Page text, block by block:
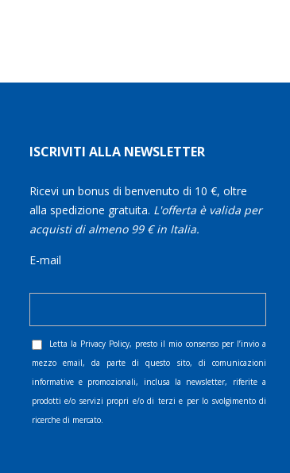
ISCRIVITI ALLA NEWSLETTER
Ricevi un bonus di benvenuto di 10 €, oltre
alla spedizione gratuita. L'offerta è valida per
acquisti di almeno 99 € in Italia.
E-mail
Letta la Privacy Policy, presto il mio consenso per l’invio a
mezzo email, da parte di questo sito, di comunicazioni
informative e promozionali, inclusa la newsletter, riferite a
prodotti e/o servizi propri e/o di terzi e per lo svolgimento di
ricerche di mercato.